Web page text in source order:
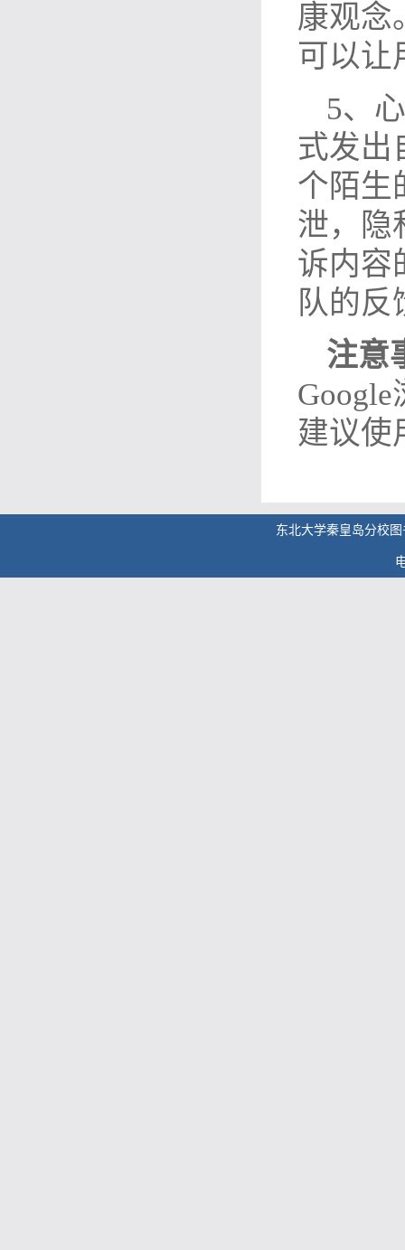
康观念
可以让
5、
式发出
个陌生
泄，隐
诉内容
队的
注意
建议使
东北大学秦皇岛分校